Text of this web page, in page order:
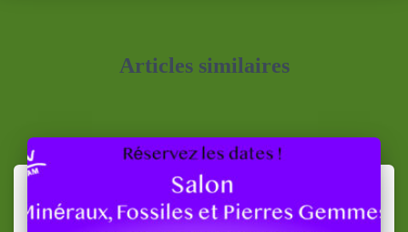
Articles similaires